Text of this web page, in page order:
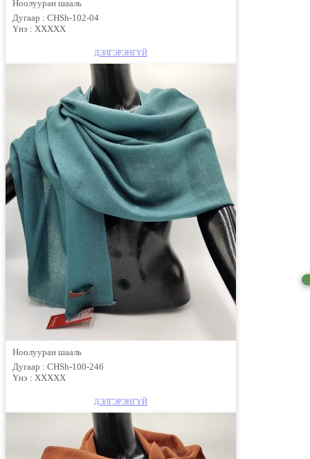
Ноолууран шааль
Дугаар : CHSh-102-04
Үнэ : XXXXX
ДЭЛГЭРЭНГҮЙ
Ноолууран шааль
Дугаар : CHSh-100-246
Үнэ : ХХХХХ
ДЭЛГЭРЭНГҮЙ